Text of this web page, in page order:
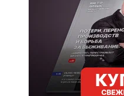
Ниши и рынки